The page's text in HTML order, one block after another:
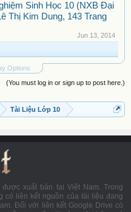
Sinh Học 10 (NXB Đại
Thị Kim Dung, 143 Trang
Jun 13, 2014
Options
(You must log in or sign up to post here.)
Tài Liệu Lớp 10
xuất bản tại Việt Nam. Trong
có liên kết nguồn của tài liệu đang
Đối với liên kết Google Drive có